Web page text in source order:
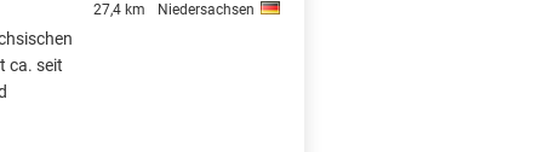
27,4 km Niedersachsen
ca. seit